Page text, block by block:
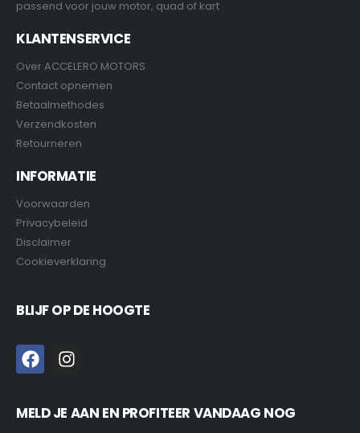
passend voor jouw motor, quad of kart
KLANTENSERVICE
Over ACCELERO MOTORS
Contact opnemen
Betaalmethodes
Verzendkosten
Retourneren
INFORMATIE
Voorwaarden
Privacybeleid
Disclaimer
Cookieverklaring
BLIJF OP DE HOOGTE
MELD JE AAN EN PROFITEER VANDAAG NOG